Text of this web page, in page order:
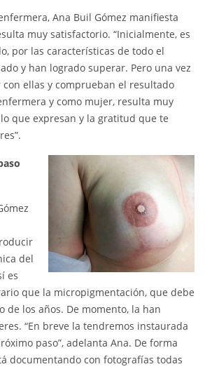
Ana Buil Gómez manifiesta
muy satisfactorio. “Inicialmente, es
por las características de todo el
y han logrado superar. Pero una vez
ellas y comprueban el resultado
y como mujer, resulta muy
que expresan y la gratitud que te
del
es
que la micropigmentación, que debe
de los años. De momento, la han
“En breve la tendremos instaurada
paso”, adelanta Ana. De forma
documentando con fotografías todas